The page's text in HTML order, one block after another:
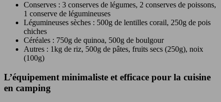
Conserves : 3 conserves de légumes, 2 conserves de poissons,
1 conserve de légumineuses
Légumineuses sèches : 500g de lentilles corail, 250g de pois
chiches
Céréales : 750g de quinoa, 500g de boulgour
Autres : 1kg de riz, 500g de pâtes, fruits secs (250g), noix
(100g)
L’équipement minimaliste et efficace pour la cuisine
en camping